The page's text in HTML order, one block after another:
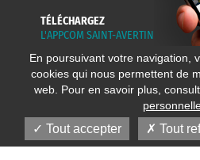
TÉLÉCHARGEZ
L'APPCOM SAINT-AVERTIN
En poursuivant votre navigation,
cookies qui nous permettent de
web. Pour en savoir plus,
Tout accepter Tout